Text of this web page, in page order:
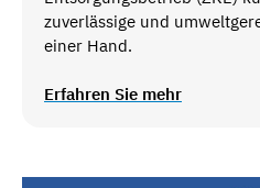
zuverlässige und
einer Hand.
Erfahren Sie mehr